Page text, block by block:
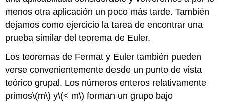
menos otra aplicación un poco más tarde. También
dejamos como ejercicio la tarea de encontrar una
prueba similar del teorema de Euler.
Los teoremas de Fermat y Euler también pueden
verse convenientemente desde un punto de vista
teórico grupal. Los números enteros relativamente
primos\(m\) y\(< m\) forman un grupo bajo